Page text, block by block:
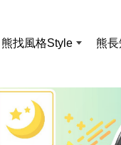
熊找風格Style 熊